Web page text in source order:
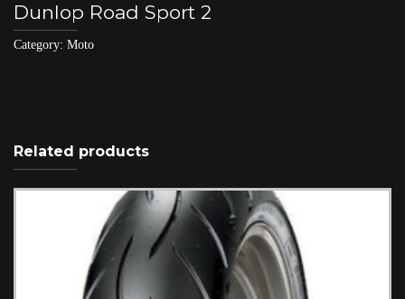
Dunlop Road Sport 2
Category: Moto
Related products